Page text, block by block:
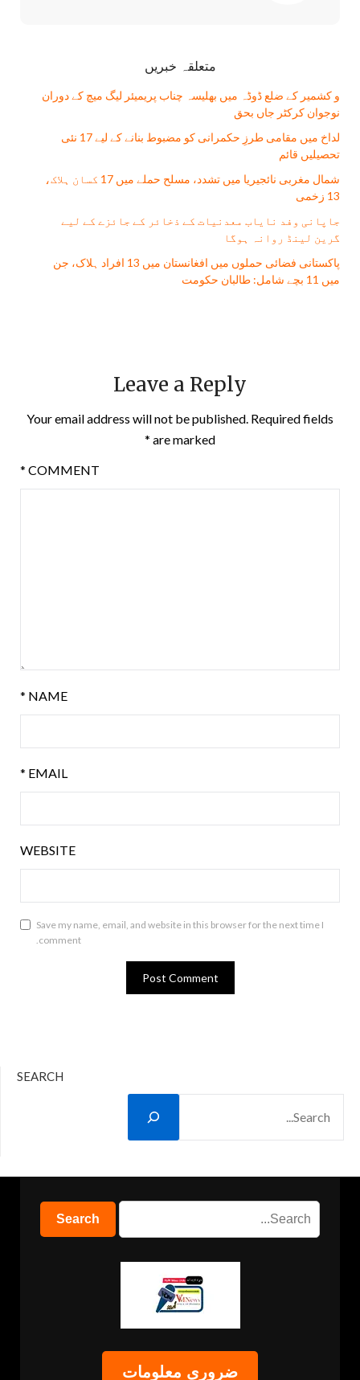
متعلقہ خبریں
و کشمیر کے ضلع ڈوڈہ میں بھلیسہ چناب پریمیئر لیگ میچ کے دوران
نوجوان کرکٹر جاں بحق
لداخ میں مقامی طرزِ حکمرانی کو مضبوط بنانے کے لیے 17 نئی
تحصیلیں قائم
شمال مغربی نائجیریا میں تشدد، مسلح حملے میں 17 کسان ہلاک،
13 زخمی
جاپانی وفد نایاب معدنیات کے ذخائر کے جائزے کے لیے
گرین لینڈ روانہ ہوگا
پاکستانی فضائی حملوں میں افغانستان میں 13 افراد ہلاک، جن
میں 11 بچے شامل: طالبان حکومت
Leave a Reply
Your email address will not be published. Required fields
are marked
*
COMMENT
*
NAME
*
EMAIL
*
WEBSITE
Save my name, email, and website in this browser for the next time I
comment.
SEARCH
ضروری معلومات